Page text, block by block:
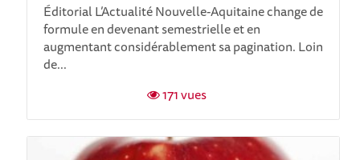
Éditorial L’Actualité Nouvelle-Aquitaine change de
formule en devenant semestrielle et en
augmentant considérablement sa pagination. Loin
de...
171 vues